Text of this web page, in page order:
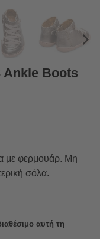
Ankle Boots
με φερμουάρ. Μη
σόλα.
αυτή τη